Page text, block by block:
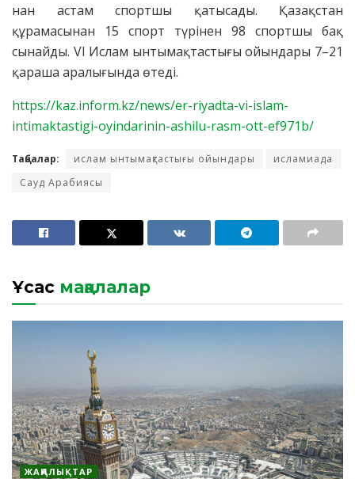
нан астам спортшы қатысады. Қазақстан
құрамасынан 15 спорт түрінен 98 спортшы бақ
сынайды. VI Ислам ынтымақтастығы ойындары 7–21
қараша аралығында өтеді.
https://kaz.inform.kz/news/er-riyadta-vi-islam-
intimaktastigi-oyindarinin-ashilu-rasm-ott-ef971b/
Таңбалар: ислам ынтымақтастығы ойындары
исламиада
Сауд Арабиясы
Ұқсас мақалалар
ЖАҢАЛЫҚТАР